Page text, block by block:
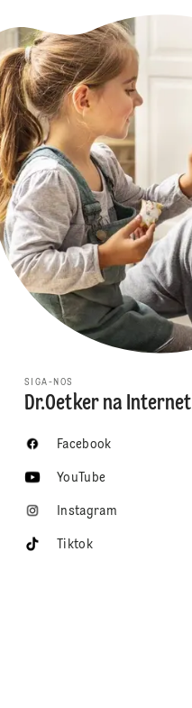
SIGA-NOS
Dr.Oetker na Internet
Facebook
YouTube
Instagram
Tiktok